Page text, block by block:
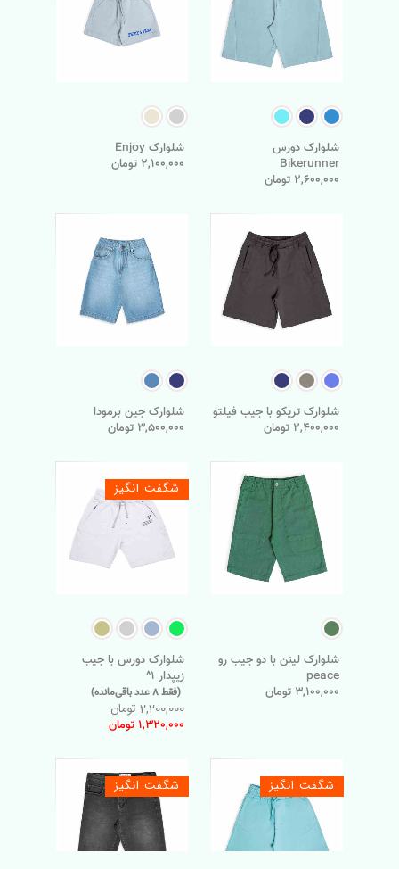
شلوارک دورس
Bikerunner
2,600,000 تومان
شلوارک Enjoy
2,100,000 تومان
شلوارک تریکو با جیب فیلتو
2,400,000 تومان
شلوارک جین برمودا
3,500,000 تومان
شلوارک لینن با دو جیب رو
peace
3,100,000 تومان
شگفت انگیز
شلوارک دورس با جیب
زیپدار 1^
(فقط 8 عدد باقی‌مانده)
2,200,000 تومان
1,320,000 تومان
شگفت انگیز شگفت انگیز